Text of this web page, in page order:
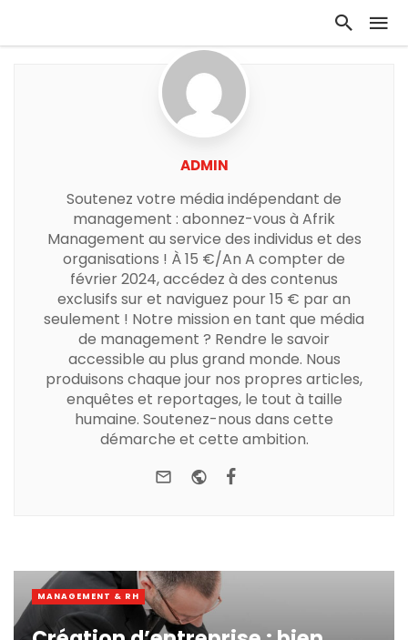
ADMIN
Soutenez votre média indépendant de
management : abonnez-vous à Afrik
Management au service des individus et des
organisations ! À 15 €/An A compter de
février 2024, accédez à des contenus
exclusifs sur et naviguez pour 15 € par an
seulement ! Notre mission en tant que média
de management ? Rendre le savoir
accessible au plus grand monde. Nous
produisons chaque jour nos propres articles,
enquêtes et reportages, le tout à taille
humaine. Soutenez-nous dans cette
démarche et cette ambition.
e-mailWebsite
Facebook
MANAGEMENT & RH